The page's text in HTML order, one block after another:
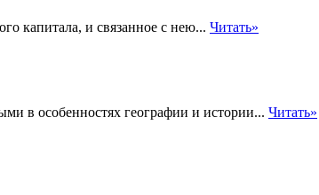
капитала, и связанное с нею... Читать»
в особенностях географии и истории... Читать»